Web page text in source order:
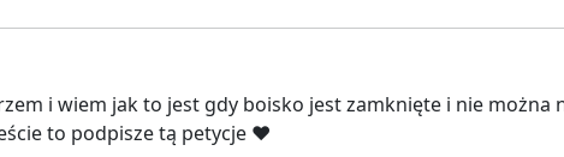
i wiem jak to jest gdy boisko jest zamknięte i nie można
to podpisze tą petycje ♥️